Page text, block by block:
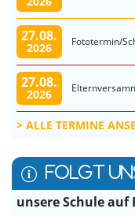
27.08.
2026 Fototermin/
27.08.
2026
ALLE TERMINE
FOLGT
unsere Schule auf